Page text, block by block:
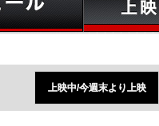
上映中/今週末より上映